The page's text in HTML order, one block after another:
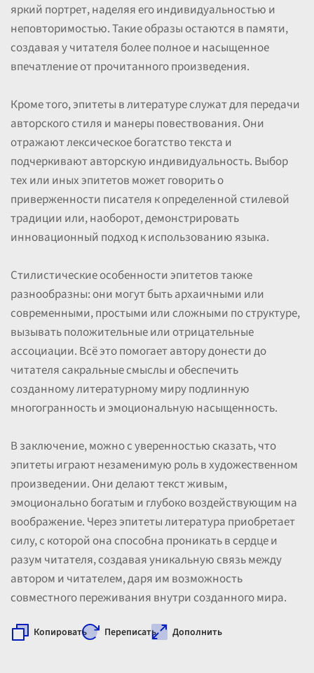
яркий портрет, наделяя его индивидуальностью и
неповторимостью. Такие образы остаются в памяти,
создавая у читателя более полное и насыщенное
впечатление от прочитанного произведения.
Кроме того, эпитеты в литературе служат для передачи
авторского стиля и манеры повествования. Они
отражают лексическое богатство текста и
подчеркивают авторскую индивидуальность. Выбор
тех или иных эпитетов может говорить о
приверженности писателя к определенной стилевой
традиции или, наоборот, демонстрировать
инновационный подход к использованию языка.
Стилистические особенности эпитетов также
разнообразны: они могут быть архаичными или
современными, простыми или сложными по структуре,
вызывать положительные или отрицательные
ассоциации. Всё это помогает автору донести до
читателя сакральные смыслы и обеспечить
созданному литературному миру подлинную
многогранность и эмоциональную насыщенность.
В заключение, можно с уверенностью сказать, что
эпитеты играют незаменимую роль в художественном
произведении. Они делают текст живым,
эмоционально богатым и глубоко воздействующим на
воображение. Через эпитеты литература приобретает
силу, с которой она способна проникать в сердце и
разум читателя, создавая уникальную связь между
автором и читателем, даря им возможность
совместного переживания внутри созданного мира.
Копировать Переписать Дополнить